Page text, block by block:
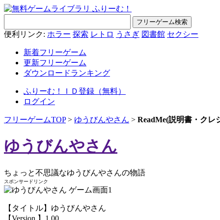
便利リンク: ホラー 探索 レトロ うさぎ 図書館 セクシー
新着フリーゲーム
更新フリーゲーム
ダウンロードランキング
ふりーむ！ＩＤ登録（無料）
ログイン
フリーゲームTOP> ゆうびんやさん > ReadMe(説明書・クレ
ゆうびんやさん
ちょっと不思議なゆうびんやさんの物語
スポンサードリンク
【タイトル】ゆうびんやさん
【Version 】1.00